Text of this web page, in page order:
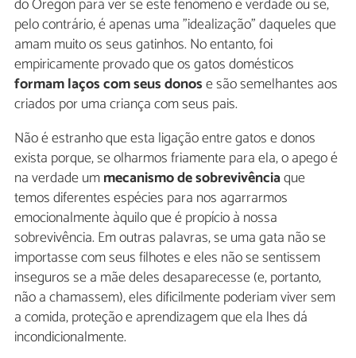
pelo contrário, é apenas uma "idealização" daqueles que
amam muito os seus gatinhos. No entanto, foi
empiricamente provado que os gatos domésticos
formam laços com seus donose são semelhantes aos
criados por uma criança com seus pais.
Não é estranho que esta ligação entre gatos e donos
exista porque, se olharmos friamente para ela, o apego é
na verdade ummecanismo de sobrevivênciaque
temos diferentes espécies para nos agarrarmos
emocionalmente àquilo que é propício à nossa
sobrevivência. Em outras palavras, se uma gata não se
importasse com seus filhotes e eles não se sentissem
inseguros se a mãe deles desaparecesse (e, portanto,
não a chamassem), eles dificilmente poderiam viver sem
a comida, proteção e aprendizagem que ela lhes dá
incondicionalmente.